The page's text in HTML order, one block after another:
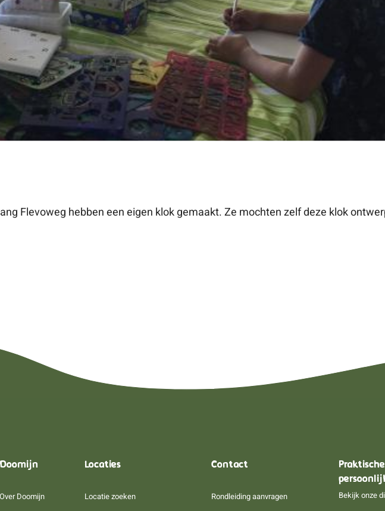
Flevoweg hebben een eigen klok gemaakt. Ze mochten zelf deze klok
Doomijn
Over Doomijn
Locaties
Locatie zoeken
Contact
Rondleiding aanvragen Bekijk onze